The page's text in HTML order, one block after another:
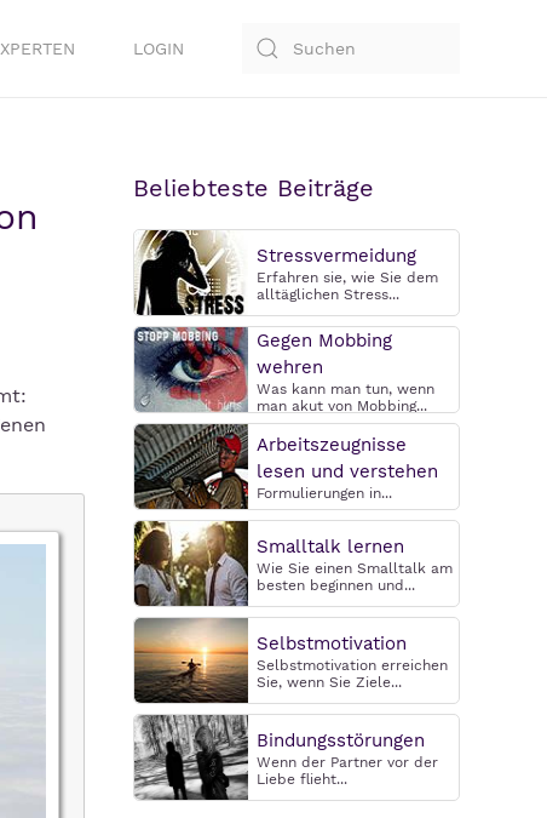
LOGIN
Beliebteste Beiträge
Stressvermeidung
Erfahren sie, wie Sie dem
alltäglichen Stress...
Gegen Mobbing
wehren
Was kann man tun, wenn
man akut von Mobbing...
Arbeitszeugnisse
lesen und verstehen
Formulierungen in...
Smalltalk lernen
Wie Sie einen Smalltalk am
besten beginnen und...
Selbstmotivation
Selbstmotivation erreichen
Sie, wenn Sie Ziele...
Bindungsstörungen
Wenn der Partner vor der
Liebe flieht...